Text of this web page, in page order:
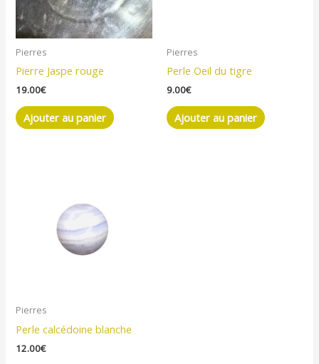
Pierres
Pierre Jaspe rouge
19.00€
Ajouter au panier
Pierres
Perle Oeil du tigre
9.00€
Ajouter au panier
Pierres
Perle calcédoine blanche
12.00€